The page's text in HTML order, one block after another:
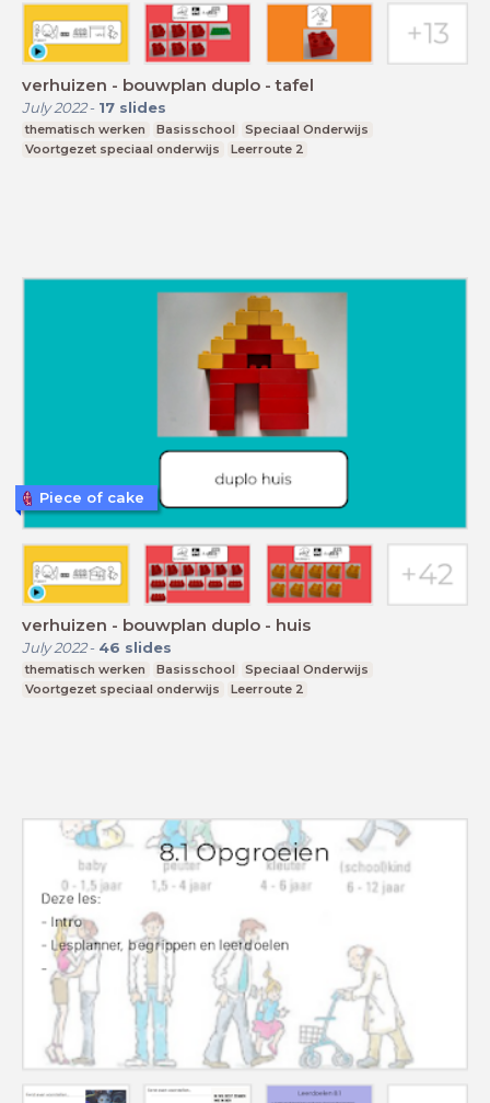
verhuizen - bouwplan duplo - tafel
July 2022- 17 slides
thematisch werken Basisschool
Speciaal Onderwijs
Voortgezet speciaal onderwijs
Leerroute 2
verhuizen - bouwplan duplo - huis
July 2022- 46 slides
thematisch werken Basisschool
Speciaal Onderwijs
Voortgezet speciaal onderwijs
Leerroute 2
Piece of cake